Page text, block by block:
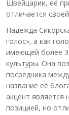
Швейцарии, её
отличается
Надежда
голос», а как
имеющей более
культуры. Она
посредника
название её
акцент
позицией, но